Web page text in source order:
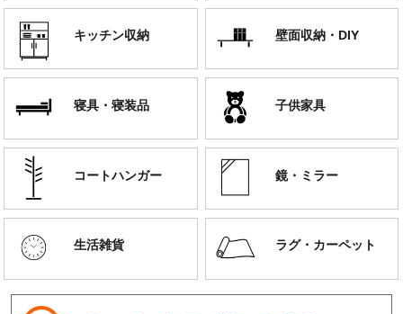
キッチン収納 壁面収納・DIY
寝具・寝装品 子供家具
コートハンガー 鏡・ミラー
生活雑貨 ラグ・カーペット